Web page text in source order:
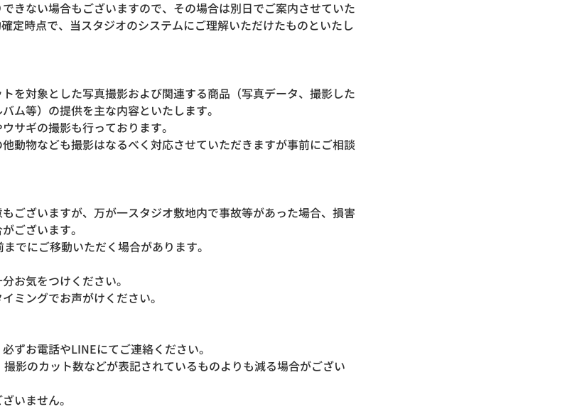
きない場合もございますので、その場合は別日でご案内させていた
点で、当スタジオのシステムにご理解いただけたものといたし
を対象とした写真撮影および関連する商品（写真データ、撮影した
ム等）の提供を主な内容といたします。
サギの撮影も行っております。
動物なども撮影はなるべく対応させていただきますが事前にご相談
ございますが、万が一スタジオ敷地内で事故等があった場合、損害
ございます。
でにご移動いただく場合があります。
お気をつけください。
ミングでお声がけください。
ずお電話やLINEにてご連絡ください。
影のカット数などが表記されているものよりも減る場合がござい
いません。